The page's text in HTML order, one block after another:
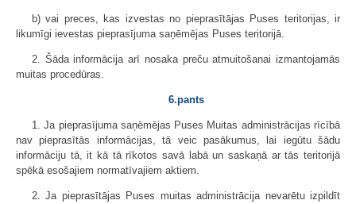
b) vai preces, kas izvestas no pieprasītājas Puses teritorijas, ir
likumīgi ievestas pieprasījuma saņēmējas Puses teritorijā.
2. Šāda informācija arī nosaka preču atmuitošanai izmantojamās
muitas procedūras.
6.pants
1. Ja pieprasījuma saņēmējas Puses Muitas administrācijas rīcībā
nav pieprasītās informācijas, tā veic pasākumus, lai iegūtu šādu
informāciju tā, it kā tā rīkotos savā labā un saskaņā ar tās teritorijā
spēkā esošajiem normatīvajiem aktiem.
2. Ja pieprasītājas Puses muitas administrācija nevarētu izpildīt